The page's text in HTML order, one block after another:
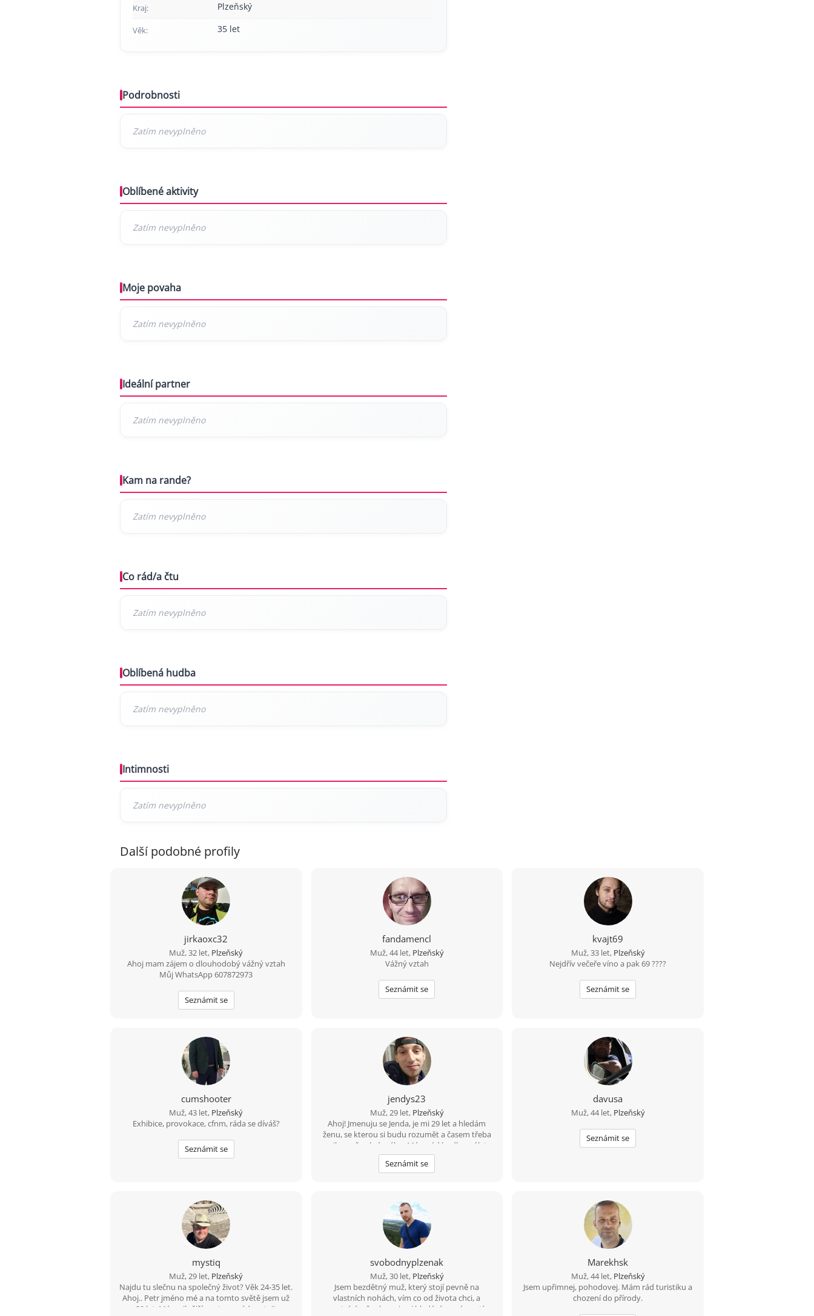
Kraj: Plzeňský
Věk: 35 let
Podrobnosti
Oblíbené aktivity
Moje povaha
Ideální partner
Kam na rande?
Co rád/a čtu
Oblíbená hudba
Intimnosti
Další podobné profily
jirkaoxc32
Muž, 32 let, Plzeňský
Ahoj mam zájem o dlouhodobý vážný vztah
Můj WhatsApp 607872973
Seznámit se
fandamencl
Muž, 44 let, Plzeňský
Vážný vztah
Seznámit se
kvajt69
Muž, 33 let, Plzeňský
Nejdřív večeře víno a pak 69 ????
Seznámit se
cumshooter
Muž, 43 let, Plzeňský
Exhibice, provokace, cfnm, ráda se díváš?
Seznámit se
jendys23
Muž, 29 let, Plzeňský
Ahoj! Jmenuju se Jenda, je mi 29 let a hledám
ženu, se kterou si budu rozumět a časem třeba
vznikne něco krásného. Mám rád hudbu, výlety,
upřímnost a smysl pro humor. Nehledám
dokonalost, ale někoho, kdo je sám sebou, umí
zážitky a věříš, že nejlepší vztahy začínají
obyčejnou zprávou, budu rád, když se ozveš.
Seznámit se
davusa
Muž, 44 let, Plzeňský
Seznámit se
mystiq
Muž, 29 let, Plzeňský
Najdu tu slečnu na společný život? Věk 24-35 let.
Ahoj.. Petr jméno mé a na tomto světě jsem už
29 let. Mám silnější postavu, rád cestuji,
svobodnyplzenak
Muž, 30 let, Plzeňský
Jsem bezdětný muž, který stojí pevně na
vlastních nohách, vím co od života chci, a
neztrácím čas hrami ani hledáním známostí.
Marekhsk
Muž, 44 let, Plzeňský
Jsem upřimnej, pohodovej. Mám rád turistiku a
chození do přírody.